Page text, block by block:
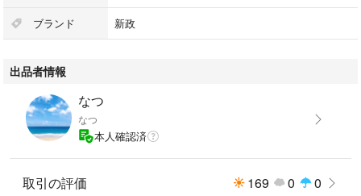
ブランド 新政
出品者情報
なつ
なつ
本人確認済
取引の評価 169 0 0